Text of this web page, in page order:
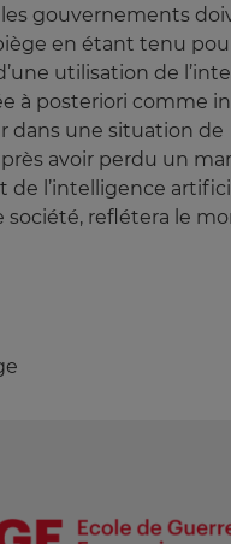
gouvernements
en étant tenu
utilisation de
à posteriori comme
dans une situation de
avoir perdu un
de l’intelligence
société, reflétera le